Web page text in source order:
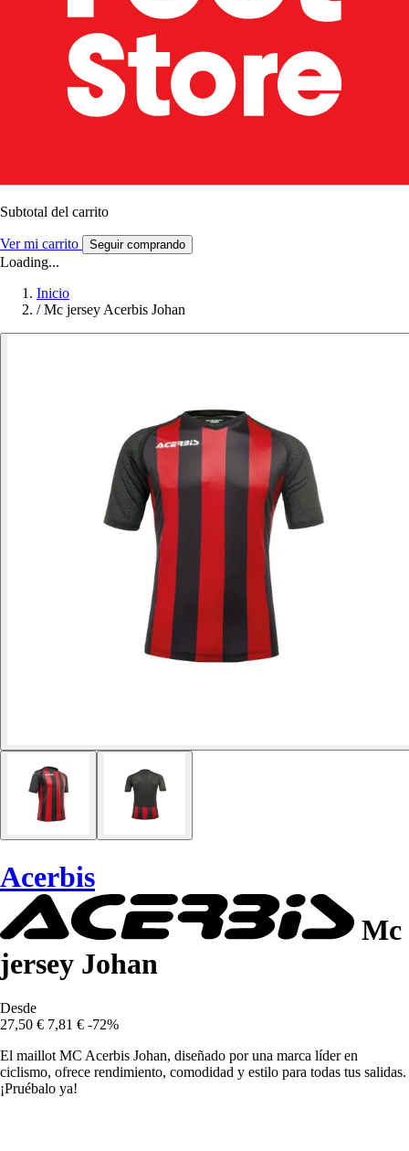
Subtotal del carrito
Ver mi carrito Seguir comprando
Loading...
Inicio
/ Mc jersey Acerbis Johan
Acerbis
Mc
jersey Johan
Desde
27,50 € 7,81 € -72%
El maillot MC Acerbis Johan, diseñado por una marca líder en
ciclismo, ofrece rendimiento, comodidad y estilo para todas tus salidas.
¡Pruébalo ya!